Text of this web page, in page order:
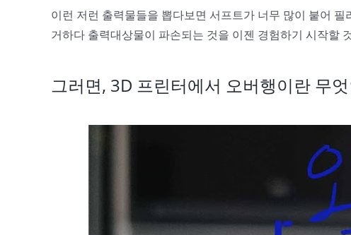
이런 저런 출력물들을 뽑다보면 서프트가 너무 많이 붙어
거하다 출력대상물이 파손되는 것을 이젠 경험하기 시작할
그러면, 3D 프린터에서 오버행이란 무